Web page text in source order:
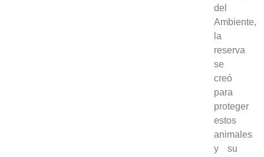
del
Ambiente,
la
reserva
se
creó
para
proteger
estos
animales
y su